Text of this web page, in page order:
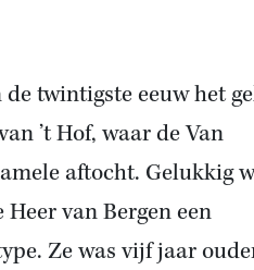
twintigste eeuw het
’t Hof, waar de Van
aftocht. Gelukkig
van Bergen een
Ze was vijf jaar